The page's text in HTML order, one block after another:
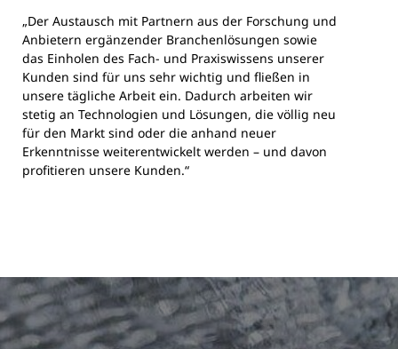
„Der Austausch mit Partnern aus der Forschung und
Anbietern ergänzender Branchenlösungen sowie
das Einholen des Fach- und Praxiswissens unserer
Kunden sind für uns sehr wichtig und fließen in
unsere tägliche Arbeit ein. Dadurch arbeiten wir
stetig an Technologien und Lösungen, die völlig neu
für den Markt sind oder die anhand neuer
Erkenntnisse weiterentwickelt werden – und davon
profitieren unsere Kunden.“